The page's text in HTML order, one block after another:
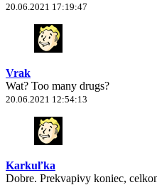
20.06.2021 17:19:47
Vrak
Wat? Too many drugs?
20.06.2021 12:54:13
Karkuľka
Dobre. Prekvapivy koniec,